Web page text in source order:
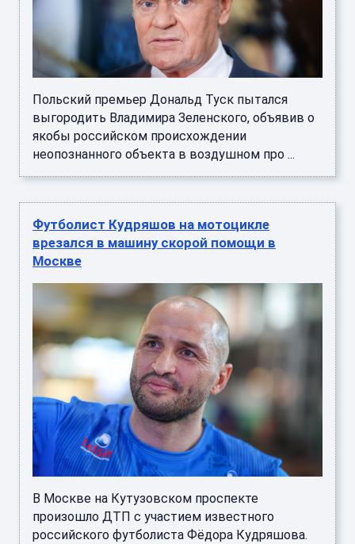
Польский премьер Дональд Туск пытался
выгородить Владимира Зеленского, объявив о
якобы российском происхождении
неопознанного объекта в воздушном про ...
Футболист Кудряшов на мотоцикле
врезался в машину скорой помощи в
Москве
В Москве на Кутузовском проспекте
произошло ДТП с участием известного
российского футболиста Фёдора Кудряшова.